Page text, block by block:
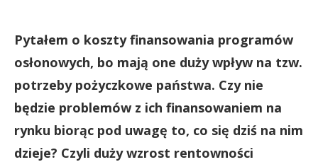
Pytałem o koszty finansowania programów
osłonowych, bo mają one duży wpływ na tzw.
potrzeby pożyczkowe państwa. Czy nie
będzie problemów z ich finansowaniem na
rynku biorąc pod uwagę to, co się dziś na nim
dzieje? Czyli duży wzrost rentowności